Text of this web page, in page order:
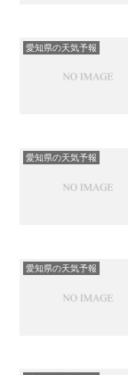
愛知県の天気予報
愛知県の天気予報
愛知県の天気予報